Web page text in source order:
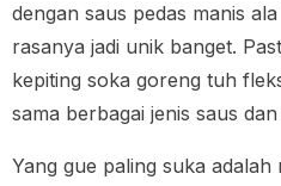
dengan saus pedas manis
rasanya jadi unik banget.
kepiting soka goreng tuh
sama berbagai jenis saus
Yang gue paling suka